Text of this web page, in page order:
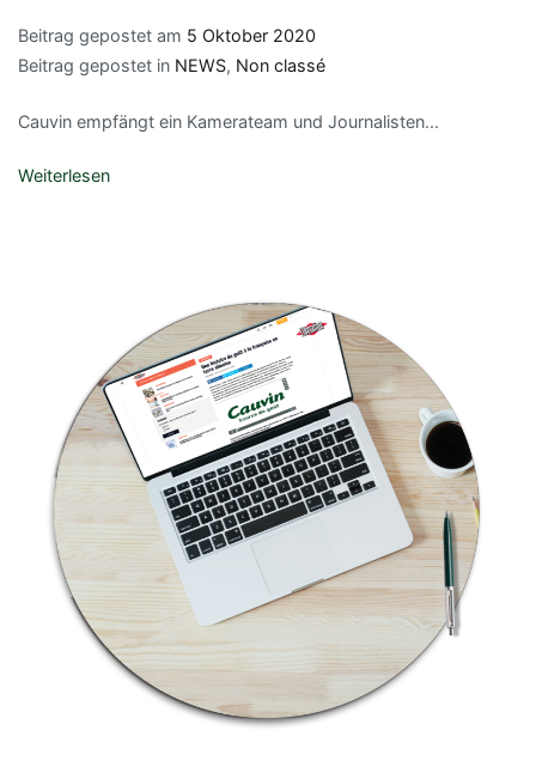
Beitrag gepostet am 5 Oktober 2020
Beitrag gepostet in NEWS, Non classé
Cauvin empfängt ein Kamerateam und Journalisten...
Weiterlesen